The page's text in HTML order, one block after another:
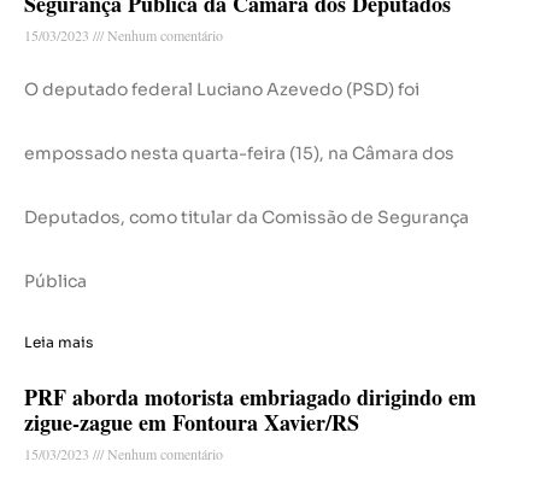
15/03/2023 Nenhum comentário
O deputado federal Luciano Azevedo (PSD) foi
empossado nesta quarta-feira (15), na Câmara dos
Deputados, como titular da Comissão de Segurança
Pública
Leia mais
PRF aborda motorista embriagado dirigindo em
zigue-zague em Fontoura Xavier/RS
15/03/2023 Nenhum comentário